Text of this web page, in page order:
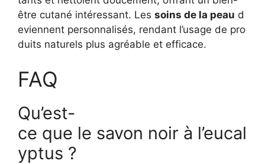
être cutané intéressant. Les soins de la peau d
eviennent personnalisés, rendant l’usage de pro
duits naturels plus agréable et efficace.
FAQ
Qu’est-
ce que le savon noir à l’eucal
yptus ?